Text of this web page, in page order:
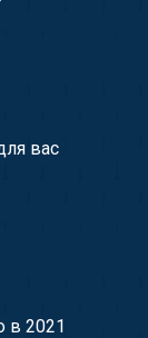
вас
в 2021